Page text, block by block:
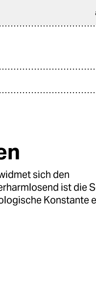
sich den
ist die
Konstante